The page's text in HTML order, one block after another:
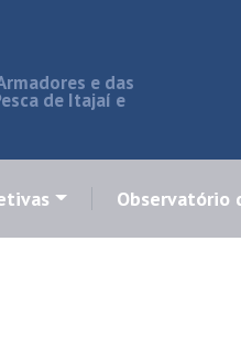
e das
de Itajaí e
Observatório